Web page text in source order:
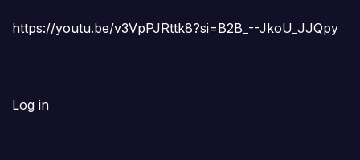
https://youtu.be/v3VpPJRttk8?si=B2B_--JkoU_JJQpy
Log in